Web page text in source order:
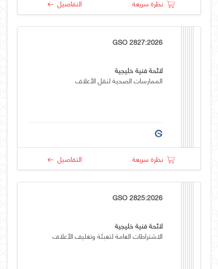
نظرة سريعة التفاصيل
GSO 2827:2026
لائحة فنية خليجية
الممارسات الصحية لنقل الأعلاف
نظرة سريعة التفاصيل
GSO 2825:2026
لائحة فنية خليجية
الاشتراطات العامة لتعبئة وتغليف الأعلاف